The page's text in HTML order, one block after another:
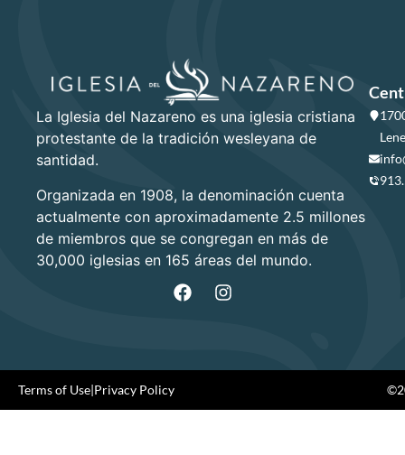
La Iglesia del Nazareno es una iglesia cristiana
protestante de la tradición wesleyana de
santidad.
Organizada en 1908, la denominación cuenta
actualmente con aproximadamente 2.5 millones
de miembros que se congregan en más de
30,000 iglesias en 165 áreas del mundo.
Terms of Use|Privacy Policy